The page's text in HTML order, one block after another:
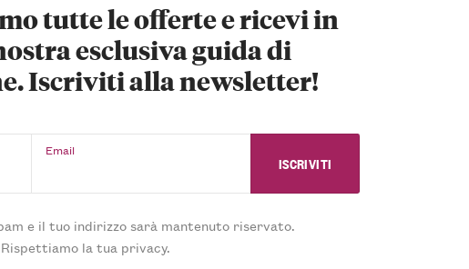
tutte le offerte e ricevi in
esclusiva guida di
Iscriviti alla newsletter!
Email
e il tuo indirizzo sarà mantenuto riservato.
Rispettiamo la tua privacy.